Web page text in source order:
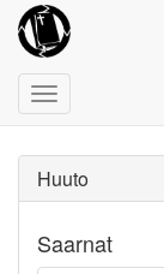
Toggle
navigation
Huuto
Saarnat